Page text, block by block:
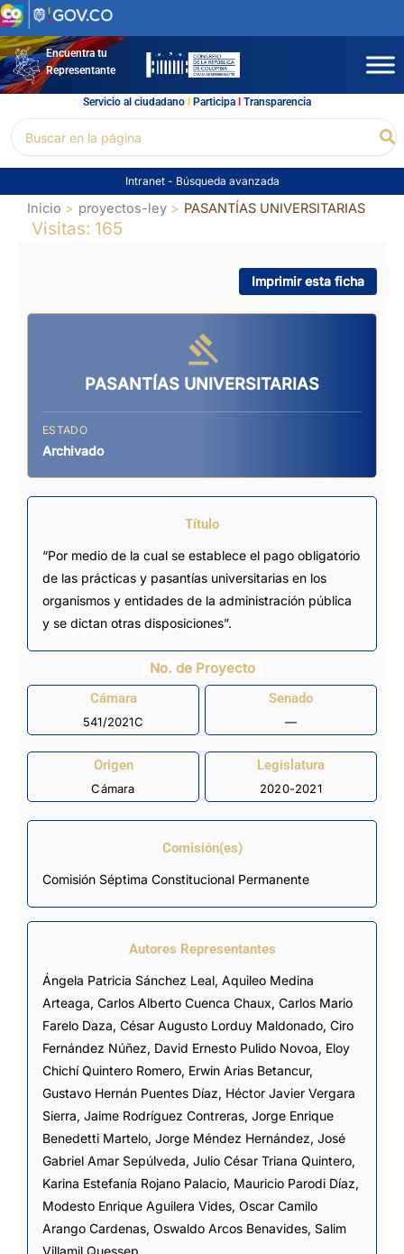
Ir
al
contenidoEncuentra tu
Representante
Servicio al ciudadano l Participal Transparencia
por:
Intranet - Búsqueda avanzada
Inicio proyectos-ley PASANTÍAS UNIVERSITARIAS
Visitas: 165
Imprimir esta ficha
PASANTÍAS UNIVERSITARIAS
ESTADO
Archivado
Título
“Por medio de la cual se establece el pago obligatorio
de las prácticas y pasantías universitarias en los
organismos y entidades de la administración pública
y se dictan otras disposiciones”.
No. de Proyecto
Cámara
541/2021C
Senado
—
Origen
Cámara
Legislatura
2020-2021
Comisión(es)
Comisión Séptima Constitucional Permanente
Autores Representantes
Ángela Patricia Sánchez Leal, Aquileo Medina
Arteaga, Carlos Alberto Cuenca Chaux, Carlos Mario
Farelo Daza, César Augusto Lorduy Maldonado, Ciro
Fernández Núñez, David Ernesto Pulido Novoa, Eloy
Chichí Quintero Romero, Erwin Arias Betancur,
Gustavo Hernán Puentes Díaz, Héctor Javier Vergara
Sierra, Jaime Rodríguez Contreras, Jorge Enrique
Benedetti Martelo, Jorge Méndez Hernández, José
Gabriel Amar Sepúlveda, Julio César Triana Quintero,
Karina Estefanía Rojano Palacio, Mauricio Parodi Díaz,
Modesto Enrique Aguilera Vides, Oscar Camilo
Arango Cardenas, Oswaldo Arcos Benavides, Salim
Villamil Quessep